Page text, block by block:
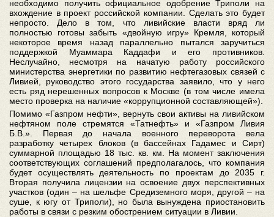
необходимо получить официальное одобрение Триполи на
вхождение в проект российской компании. Сделать это будет
непросто. Дело в том, что ливийские власти вряд ли
полностью готовы забыть «двойную игру» Кремля, который
некоторое время назад параллельно пытался заручиться
поддержкой Муаммара Каддафи и его противников.
Неслучайно, несмотря на начатую работу российского
министерства энергетики по развитию нефтегазовых связей с
Ливией, руководство этого государства заявило, что у него
есть ряд нерешенных вопросов к Москве (в том числе имела
место проверка на наличие «коррупционной составляющей»).
Помимо «Газпром нефти», вернуть свои активы на ливийском
нефтяном поле стремятся «Татнефть» и «Газпром Ливия
Б.В.». Первая до начала военного переворота вела
разработку четырех блоков (в бассейнах Гадамес и Сирт)
суммарной площадью 18 тыс. кв. км. На момент заключения
соответствующих соглашений предполагалось, что компания
будет осуществлять деятельность по проектам до 2035 г.
Вторая получила лицензии на освоение двух перспективных
участков (один – на шельфе Средиземного моря, другой – на
суше, к югу от Триполи), но была вынуждена приостановить
работы в связи с резким обострением ситуации в Ливии.